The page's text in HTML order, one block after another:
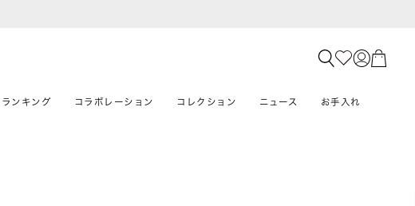
ランキング コラボレーション コレクション ニュース お手入れ